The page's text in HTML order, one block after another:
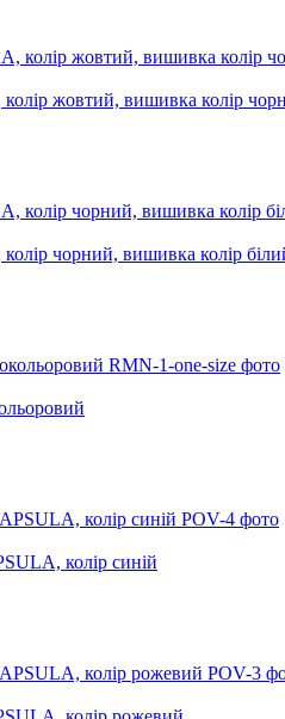
жовтий, вишивка колір
чорний, вишивка колір
колір синій